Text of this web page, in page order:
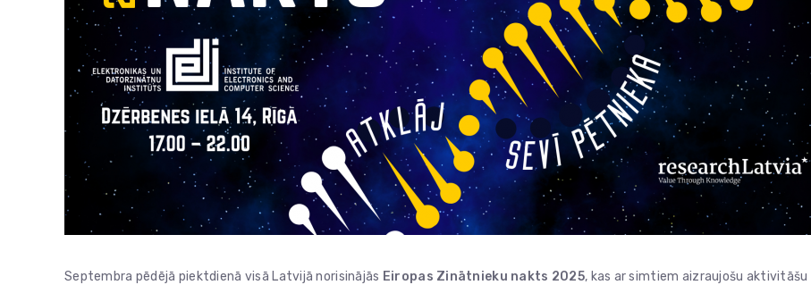
Septembra pēdējā piektdienā visā Latvijā norisinājās Eiropas Zinātnieku nakts 2025, kas ar simtiem aizraujošu aktivitāšu